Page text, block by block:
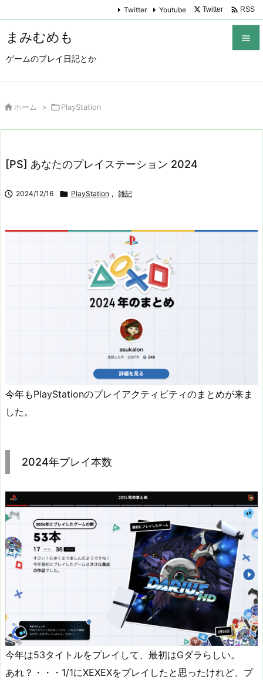
まみむめも
ゲームのプレイ日記とか

Twitter Youtube Twitter  RSS
 ホーム > PlayStation
[PS] あなたのプレイステーション 2024
 2024/12/16  PlayStation , 雑記
今年もPlayStationのプレイアクティビティのまとめが来ま
した。
2024年プレイ本数
今年は53タイトルをプレイして、最初はGダラらしい。
あれ？・・・1/1にXEXEXをプレイしたと思ったけれど、プ